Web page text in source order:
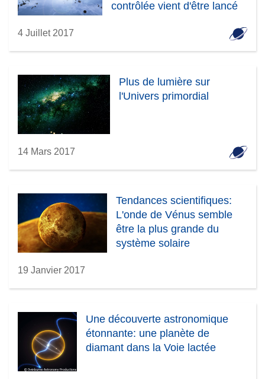
contrôlée vient d'être lancé
4 Juillet 2017
Plus de lumière sur
l'Univers primordial
14 Mars 2017
Tendances scientifiques:
L'onde de Vénus semble
être la plus grande du
système solaire
19 Janvier 2017
Une découverte astronomique
étonnante: une planète de
diamant dans la Voie lactée